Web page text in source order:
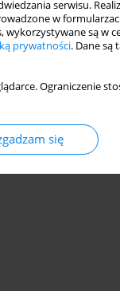
serwisu.
w
wykorzystywane są w
prywatności. Dane są
Ograniczenie
się